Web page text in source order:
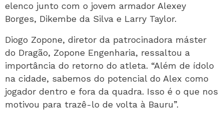
elenco junto com o jovem armador Alexey
Borges, Dikembe da Silva e Larry Taylor.
Diogo Zopone, diretor da patrocinadora máster
do Dragão, Zopone Engenharia, ressaltou a
importância do retorno do atleta. “Além de ídolo
na cidade, sabemos do potencial do Alex como
jogador dentro e fora da quadra. Isso é o que nos
motivou para trazê-lo de volta à Bauru”.